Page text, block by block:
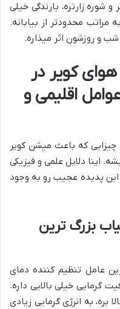
زارتره، بارندگی خیلی
محدودتر از بیابانه.
و روزشون اثر میذاره.
کویر در
اقلیمی و
چیزایی که باعث میشن کویر
اینا دلایل علمی و فیزیکی
پدیده عجیب رو به وجود
بزرگ ترین
عامل تنظیم کننده دمای
گرمایی خیلی بالایی داره.
بره، به انرژی گرمایی زیادی